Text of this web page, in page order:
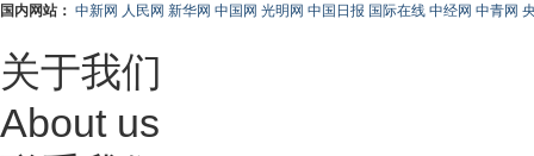
国内网站： 中新网 人民网 新华网 中国网 光明网 中国日报 国际在线 中经网 中青网
关于我们
About us